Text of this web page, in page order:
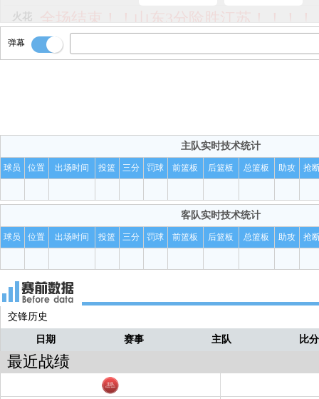
火花 全场结束！！山东3分险胜江苏！！！！
火花 压哨进了！！
没进！！
火花 给左翼！！莱利三分！！
火花 前场篮板！！崔晓龙拿到！！
弹幕
主队实时技术统计
球员 位置 出场时间 投篮 三分 罚球 前篮板 后篮板 总篮板 助攻 抢
客队实时技术统计
球员 位置 出场时间 投篮 三分 罚球 前篮板 后篮板 总篮板 助攻 抢
交锋历史
日期 赛事 主队 比分
最近战绩